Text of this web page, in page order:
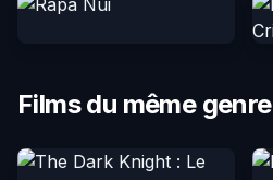
Films du même genre